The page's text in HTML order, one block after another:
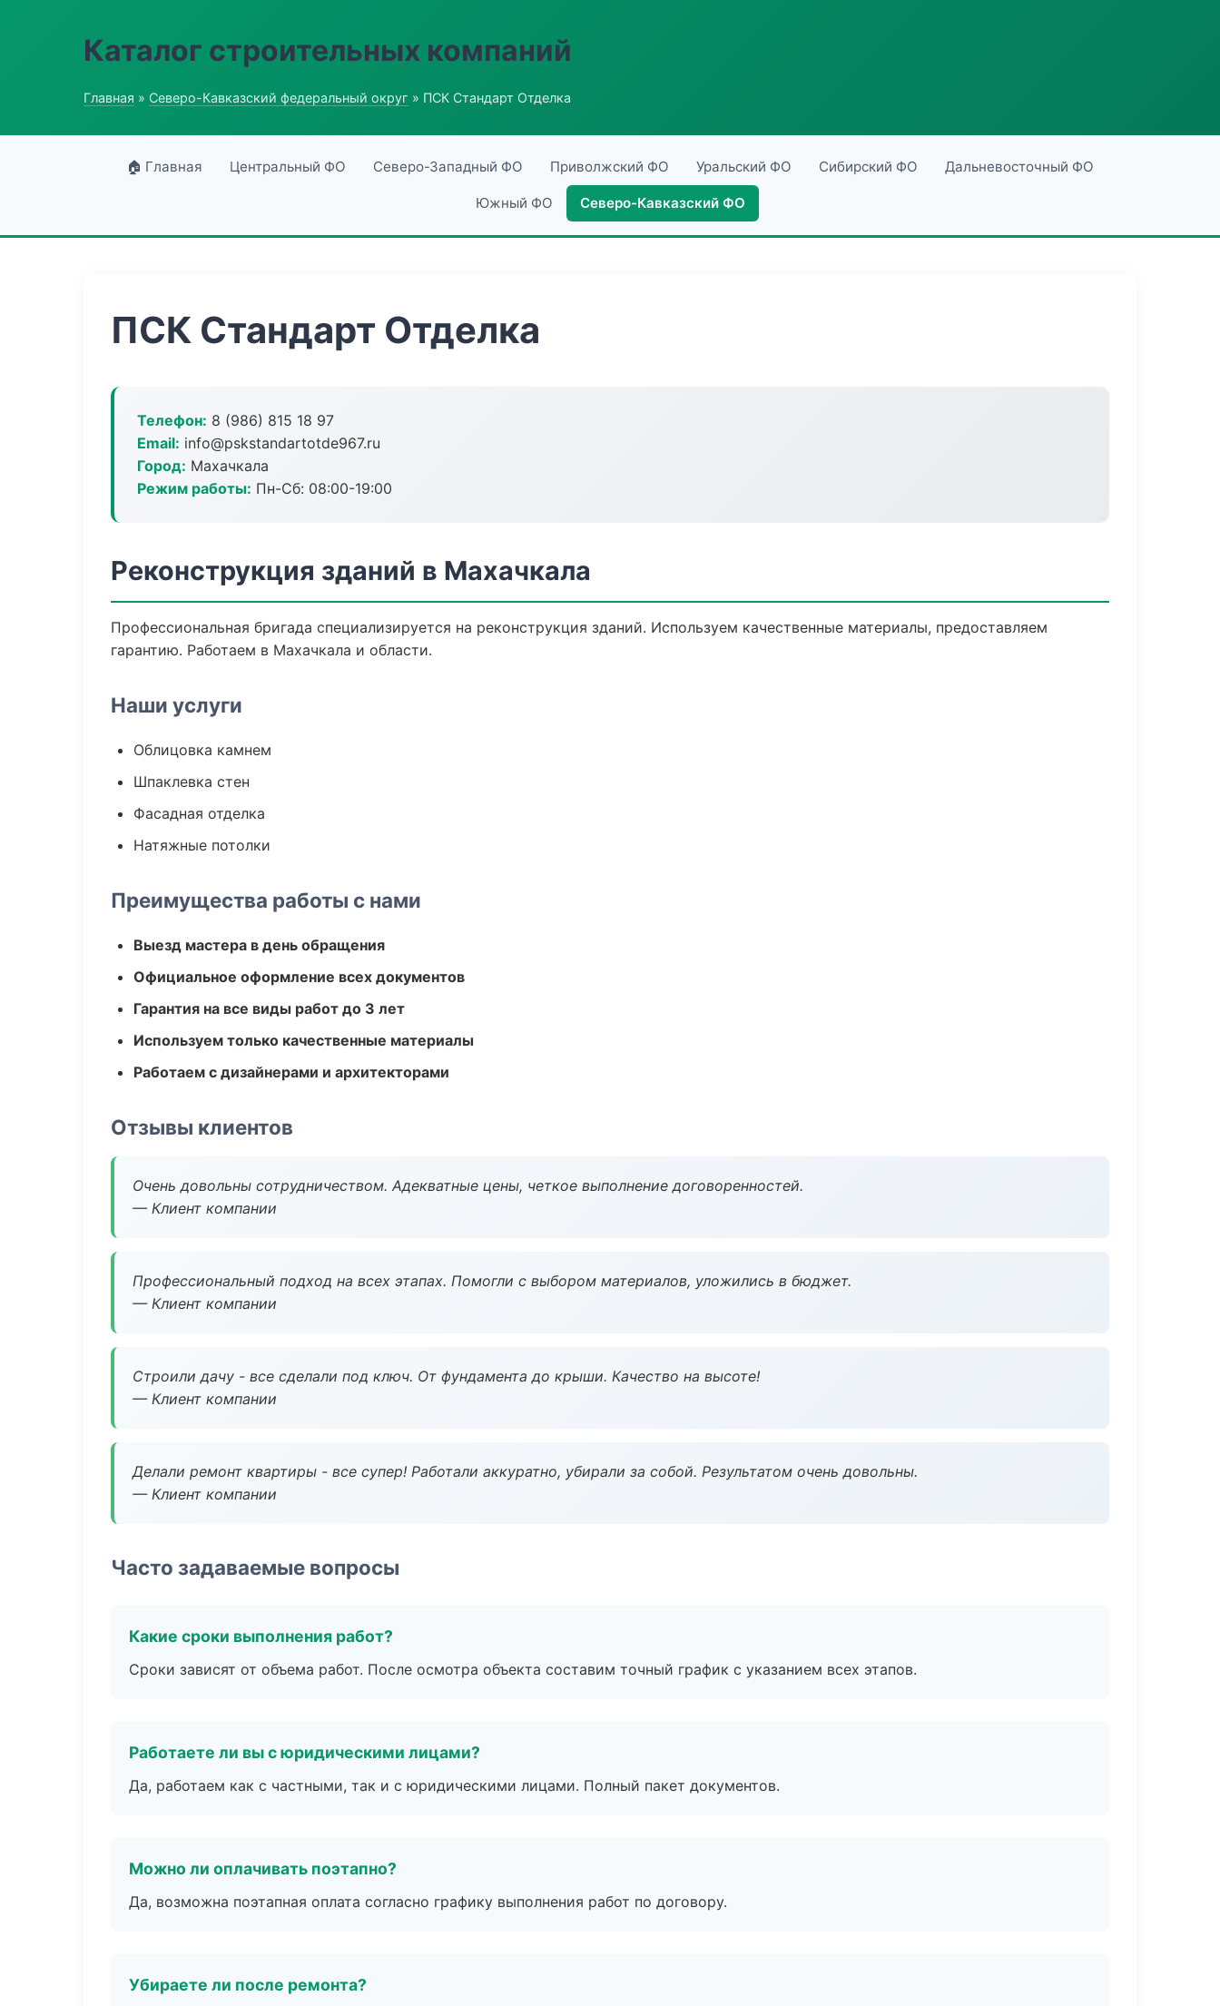
Каталог строительных компаний
Главная » Северо-Кавказский федеральный округ » ПСК Стандарт Отделка
🏠 Главная Центральный ФО Северо-Западный ФО Приволжский ФО Уральский ФО Сибирский ФО Дальневосточный ФО
Южный ФО Северо-Кавказский ФО
ПСК Стандарт Отделка
Телефон: 8 (986) 815 18 97
Email: info@pskstandartotde967.ru
Город: Махачкала
Режим работы: Пн-Сб: 08:00-19:00
Реконструкция зданий в Махачкала
Профессиональная бригада специализируется на реконструкция зданий. Используем качественные материалы, предоставляем
гарантию. Работаем в Махачкала и области.
Наши услуги
Облицовка камнем
Шпаклевка стен
Фасадная отделка
Натяжные потолки
Преимущества работы с нами
Выезд мастера в день обращения
Официальное оформление всех документов
Гарантия на все виды работ до 3 лет
Используем только качественные материалы
Работаем с дизайнерами и архитекторами
Отзывы клиентов
Очень довольны сотрудничеством. Адекватные цены, четкое выполнение договоренностей.
— Клиент компании
Профессиональный подход на всех этапах. Помогли с выбором материалов, уложились в бюджет.
— Клиент компании
Строили дачу - все сделали под ключ. От фундамента до крыши. Качество на высоте!
— Клиент компании
Делали ремонт квартиры - все супер! Работали аккуратно, убирали за собой. Результатом очень довольны.
— Клиент компании
Часто задаваемые вопросы
Какие сроки выполнения работ?
Сроки зависят от объема работ. После осмотра объекта составим точный график с указанием всех этапов.
Работаете ли вы с юридическими лицами?
Да, работаем как с частными, так и с юридическими лицами. Полный пакет документов.
Можно ли оплачивать поэтапно?
Да, возможна поэтапная оплата согласно графику выполнения работ по договору.
Убираете ли после ремонта?